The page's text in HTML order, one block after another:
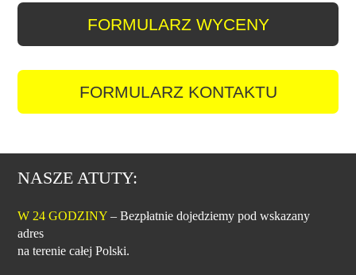
FORMULARZ WYCENY
FORMULARZ KONTAKTU
NASZE ATUTY:
W 24 GODZINY – Bezpłatnie dojedziemy pod wskazany
adres
na terenie całej Polski.